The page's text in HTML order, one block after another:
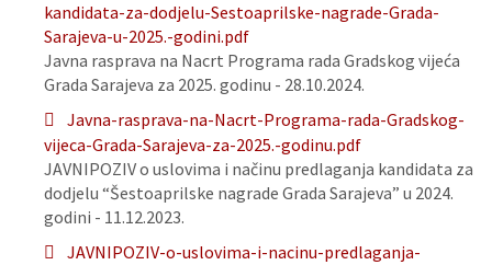
kandidata-za-dodjelu-Sestoaprilske-nagrade-Grada-
Sarajeva-u-2025.-godini.pdf
Javna rasprava na Nacrt Programa rada Gradskog vijeća
Grada Sarajeva za 2025. godinu - 28.10.2024.
Javna-rasprava-na-Nacrt-Programa-rada-Gradskog-
vijeca-Grada-Sarajeva-za-2025.-godinu.pdf
JAVNIPOZIV o uslovima i načinu predlaganja kandidata za
dodjelu “Šestoaprilske nagrade Grada Sarajeva” u 2024.
godini - 11.12.2023.
JAVNIPOZIV-o-uslovima-i-nacinu-predlaganja-